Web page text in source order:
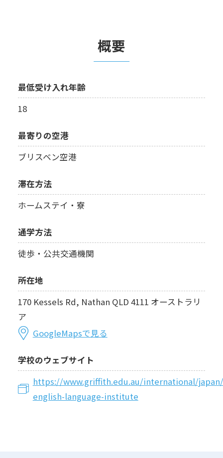
概要
最低受け入れ年齢
18
最寄りの空港
ブリスベン空港
滞在方法
ホームステイ・寮
通学方法
徒歩・公共交通機関
所在地
170 Kessels Rd, Nathan QLD 4111 オーストラリ
ア
GoogleMapsで見る
学校のウェブサイト
https://www.griffith.edu.au/international/
english-language-institute